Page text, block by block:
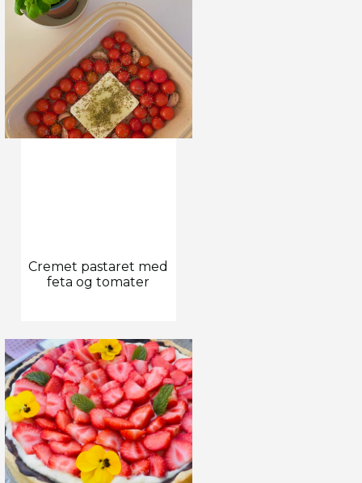
Cremet pastaret med
feta og tomater